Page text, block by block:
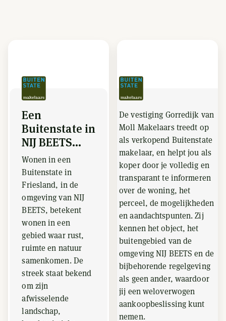
Een
Buitenstate in
NIJ BEETS...
Wonen in een
Buitenstate in
Friesland, in de
omgeving van NIJ
BEETS, betekent
wonen in een
gebied waar rust,
ruimte en natuur
samenkomen. De
streek staat bekend
om zijn
afwisselende
landschap,
De vestiging Gorredijk van
Moll Makelaars treedt op
als verkopend Buitenstate
makelaar, en helpt jou als
koper door je volledig en
transparant te informeren
over de woning, het
perceel, de mogelijkheden
en aandachtspunten. Zij
kennen het object, het
buitengebied van de
omgeving NIJ BEETS en de
bijbehorende regelgeving
als geen ander, waardoor
jij een weloverwogen
aankoopbeslissing kunt
nemen.